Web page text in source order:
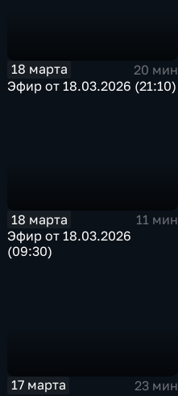
18 марта
20 мин
Эфир от 18.03.2026 (21:10)
18 марта
11 мин
Эфир от 18.03.2026
(09:30)
17 марта
23 мин